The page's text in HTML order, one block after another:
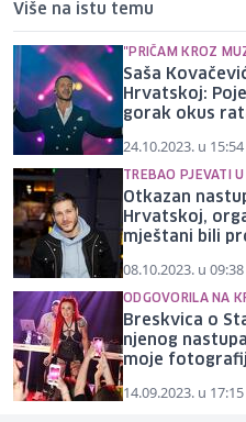
Više na istu temu
"PRIČAM KROZ
Saša
Hrvatskoj:
gorak okus
24.10.2023. u 15:54
TREBAO PJEVATI
Otkazan
Hrvatskoj,
mještani bili
08.10.2023. u 09:38
ODGOVORILA NA
Breskvica o
njenog
moje
14.09.2023. u 17:15